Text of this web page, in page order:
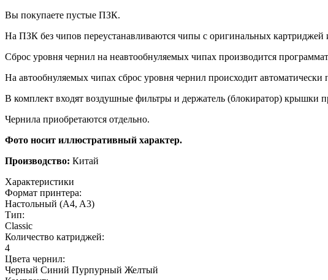
Вы покупаете пустые ПЗК.
На ПЗК без чипов переустанавливаются чипы с оригинальных картриджей
Сброс уровня чернил на неавтообнуляемых чипах производится
На автообнуляемых чипах сброс уровня чернил происходит
В комплект входят воздушные фильтры и держатель (блокиратор) крышки
Чернила приобретаются отдельно.
Фото носит иллюстративный характер.
Производство: Китай
Характеристики
Формат принтера:
Настольный (A4, A3)
Тип:
Classic
Количество катриджей:
4
Цвета чернил:
Черный Синий Пурпурный Желтый